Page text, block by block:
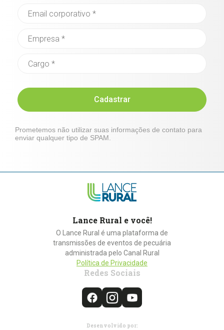
Cadastrar
Prometemos não utilizar suas informações de contato para
enviar qualquer tipo de SPAM.
Lance Rural e você!
O Lance Rural é uma plataforma de
transmissões de eventos de pecuária
administrada pelo Canal Rural
Política de Privacidade
Redes Sociais
Desenvolvido por: